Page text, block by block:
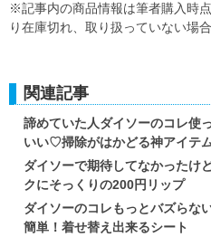
※記事内の商品情報は筆者購入時
り在庫切れ、取り扱っていない場
関連記事
諦めていた人ダイソーのコレ使
いい♡掃除がはかどる神アイテ
ダイソーで期待してなかったけ
クにそっくりの200円リップ
ダイソーのコレもっとバズらな
簡単！着せ替え出来るシート